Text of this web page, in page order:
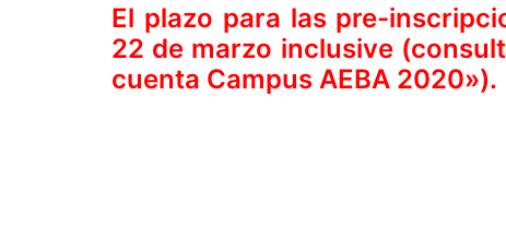
El plazo para las pre-
22 de marzo inclusive
cuenta Campus AEBA 2020»).